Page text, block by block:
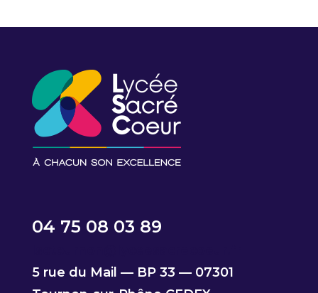
04 75 08 03 89
5 rue du Mail — BP 33 — 07301